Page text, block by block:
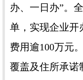
办、一日办”。
单，实现企业开
费用逾100万元
覆盖及住所承诺